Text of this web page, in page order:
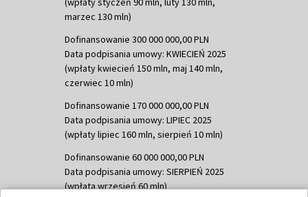
marzec 130 mln)
Dofinansowanie 300 000 000,00 PLN
Data podpisania umowy: KWIECIEŃ 2025
(wpłaty kwiecień 150 mln, maj 140 mln,
czerwiec 10 mln)
Dofinansowanie 170 000 000,00 PLN
Data podpisania umowy: LIPIEC 2025
(wpłaty lipiec 160 mln, sierpień 10 mln)
Dofinansowanie 60 000 000,00 PLN
Data podpisania umowy: SIERPIEŃ 2025
(wpłata wrzesień 60 mln)